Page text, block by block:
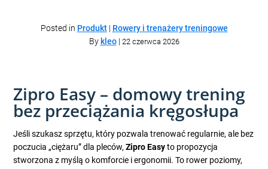
Posted in Produkt| Rowery i trenażery treningowe
By kleo| 22 czerwca 2026
Zipro Easy – domowy trening
bez przeciążania kręgosłupa
Jeśli szukasz sprzętu, który pozwala trenować regularnie, ale bez
poczucia „ciężaru” dla pleców,Zipro Easyto propozycja
stworzona z myślą o komforcie i ergonomii. To rower poziomy,